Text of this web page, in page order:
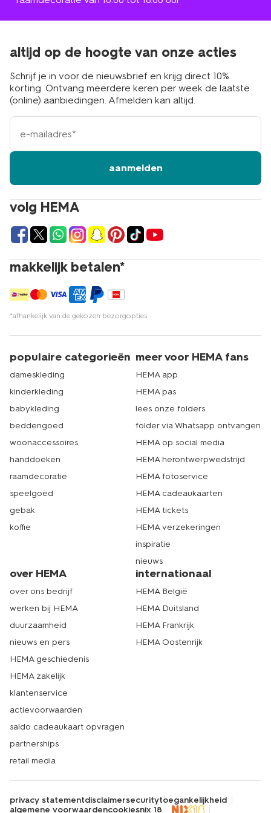
volg HEMA
makkelijk betalen*
*afhankelijk van de gekozen bezorgopties
altijd op de hoogte van onze acties
Schrijf je in voor de nieuwsbrief en krijg direct 10%
korting. Ontvang meerdere keren per week de laatste
(online) aanbiedingen. Afmelden kan altijd.
e-
mailadres
aanmelden
populaire categorieën
dameskleding
kinderkleding
babykleding
beddengoed
woonaccessoires
handdoeken
raamdecoratie
speelgoed
gebak
koffie
meer voor HEMA fans
HEMA app
HEMA pas
lees onze folders
folder via Whatsapp ontvangen
HEMA op social media
HEMA herontwerpwedstrijd
HEMA fotoservice
HEMA cadeaukaarten
HEMA tickets
HEMA verzekeringen
inspiratie
nieuws
over HEMA
over ons bedrijf
werken bij HEMA
duurzaamheid
nieuws en pers
HEMA geschiedenis
HEMA zakelijk
klantenservice
actievoorwaarden
saldo cadeaukaart opvragen
partnerships
retail media
internationaal
HEMA België
HEMA Duitsland
HEMA Frankrijk
HEMA Oostenrijk
privacy statementdisclaimersecuritytoegankelijkheid
algemene voorwaardencookiesnix 18